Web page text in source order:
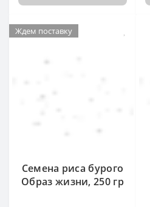
Ждем поставку
Семена риса бурого
Образ жизни, 250 гр